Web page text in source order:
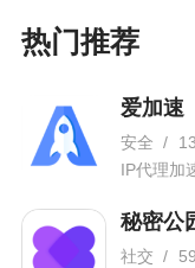
1、新增微信
2、新增微信
3、群发功能
热门推荐
爱加速
安全 /
IP代理加
秘密公
社交 /